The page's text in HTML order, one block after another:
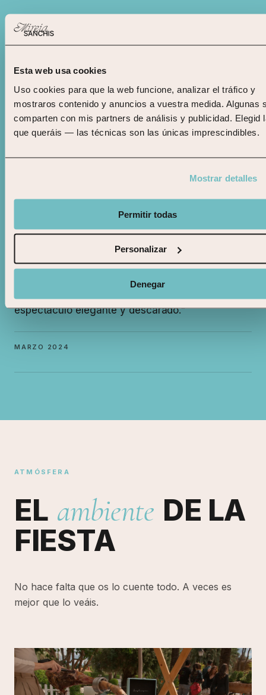
Esta web usa cookies
Uso cookies para que la web funcione, analizar el tráfico y
mostraros contenido y anuncios a vuestra medida. Algunas
comparten con mis partners de análisis y publicidad. Elegid
que queráis — las técnicas son las únicas imprescindibles.
Mostrar detalles
Permitir todas
Personalizar
Denegar
EN los MEDIOS
Lo que cuento aquí lo han contado también otros.
salido en prensa, en podcasts o en revistas del
Las Provincias
"Mireia ha convertido el corte de jamón en un
espectáculo elegante y descarado."
MARZO 2024
El diario Las Provincias entrevistó a Mireia
ATMÓSFERA
EL ambiente DE LA
FIESTA
No hace falta que os lo cuente todo. A veces es
mejor que lo veáis.